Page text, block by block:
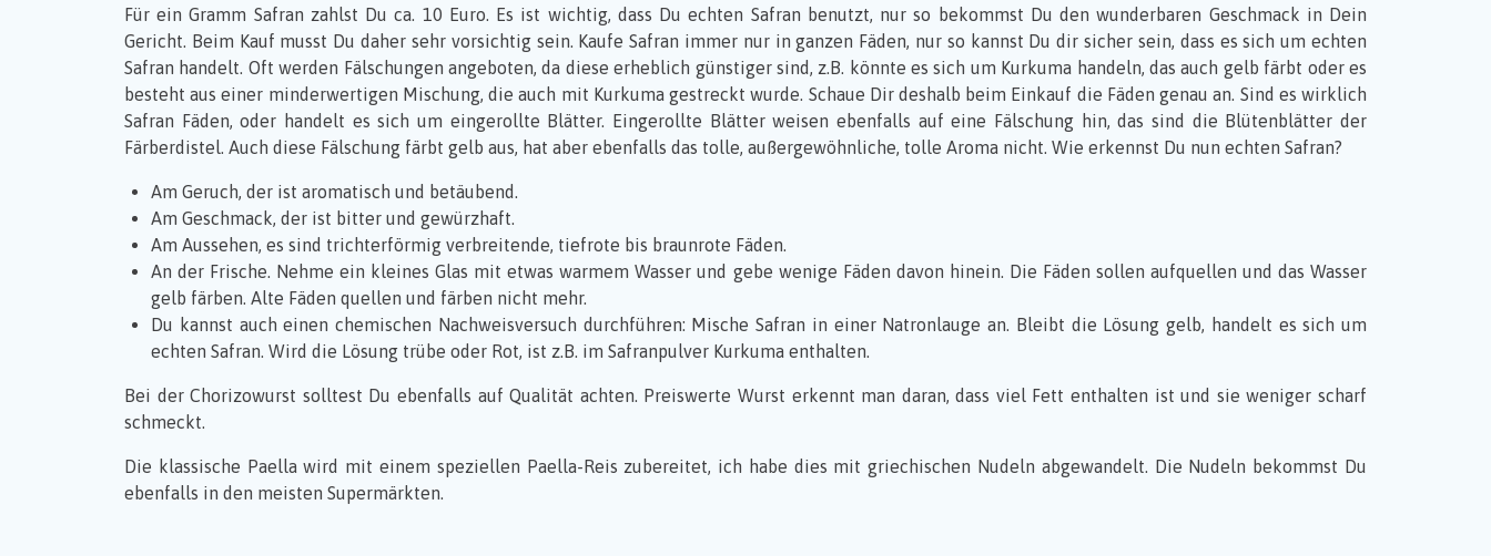
Für ein Gramm Safran zahlst Du ca. 10 Euro. Es ist wichtig, dass Du echten Safran benutzt, nur so bekommst Du den wunderbaren Geschmack in Dein
Gericht. Beim Kauf musst Du daher sehr vorsichtig sein. Kaufe Safran immer nur in ganzen Fäden, nur so kannst Du dir sicher sein, dass es sich um echten
Safran handelt. Oft werden Fälschungen angeboten, da diese erheblich günstiger sind, z.B. könnte es sich um Kurkuma handeln, das auch gelb färbt oder es
besteht aus einer minderwertigen Mischung, die auch mit Kurkuma gestreckt wurde. Schaue Dir deshalb beim Einkauf die Fäden genau an. Sind es wirklich
Safran Fäden, oder handelt es sich um eingerollte Blätter. Eingerollte Blätter weisen ebenfalls auf eine Fälschung hin, das sind die Blütenblätter der
Färberdistel. Auch diese Fälschung färbt gelb aus, hat aber ebenfalls das tolle, außergewöhnliche, tolle Aroma nicht. Wie erkennst Du nun echten Safran?
Am Geruch, der ist aromatisch und betäubend.
Am Geschmack, der ist bitter und gewürzhaft.
Am Aussehen, es sind trichterförmig verbreitende, tiefrote bis braunrote Fäden.
An der Frische. Nehme ein kleines Glas mit etwas warmem Wasser und gebe wenige Fäden davon hinein. Die Fäden sollen aufquellen und das Wasser
gelb färben. Alte Fäden quellen und färben nicht mehr.
Du kannst auch einen chemischen Nachweisversuch durchführen: Mische Safran in einer Natronlauge an. Bleibt die Lösung gelb, handelt es sich um
echten Safran. Wird die Lösung trübe oder Rot, ist z.B. im Safranpulver Kurkuma enthalten.
Bei der Chorizowurst solltest Du ebenfalls auf Qualität achten. Preiswerte Wurst erkennt man daran, dass viel Fett enthalten ist und sie weniger scharf
schmeckt.
Die klassische Paella wird mit einem speziellen Paella-Reis zubereitet, ich habe dies mit griechischen Nudeln abgewandelt. Die Nudeln bekommst Du
ebenfalls in den meisten Supermärkten.